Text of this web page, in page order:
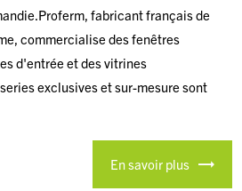
fabricant français de
commercialise des fenêtres
d'entrée et des vitrines
exclusives et sur-mesure sont
En savoir plus